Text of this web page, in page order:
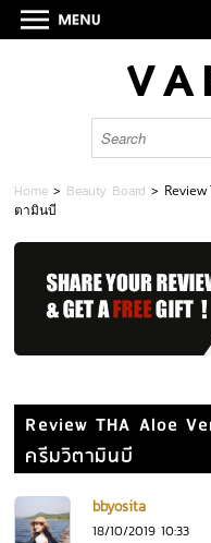
Home > Beauty Board >
ตามินบี
Review THA Aloe
ครีมวิตามินบี
bbyosita
18/10/2019 10:33